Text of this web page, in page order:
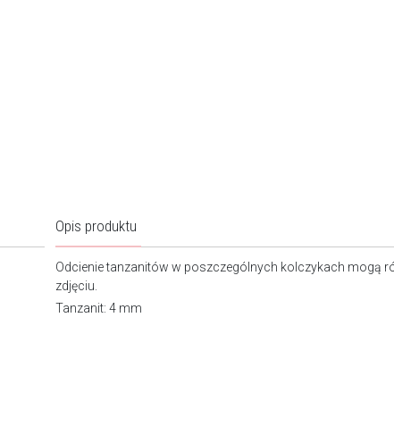
Opis produktu
Odcienie tanzanitów w poszczególnych kolczykach mogą
zdjęciu.
Tanzanit: 4 mm